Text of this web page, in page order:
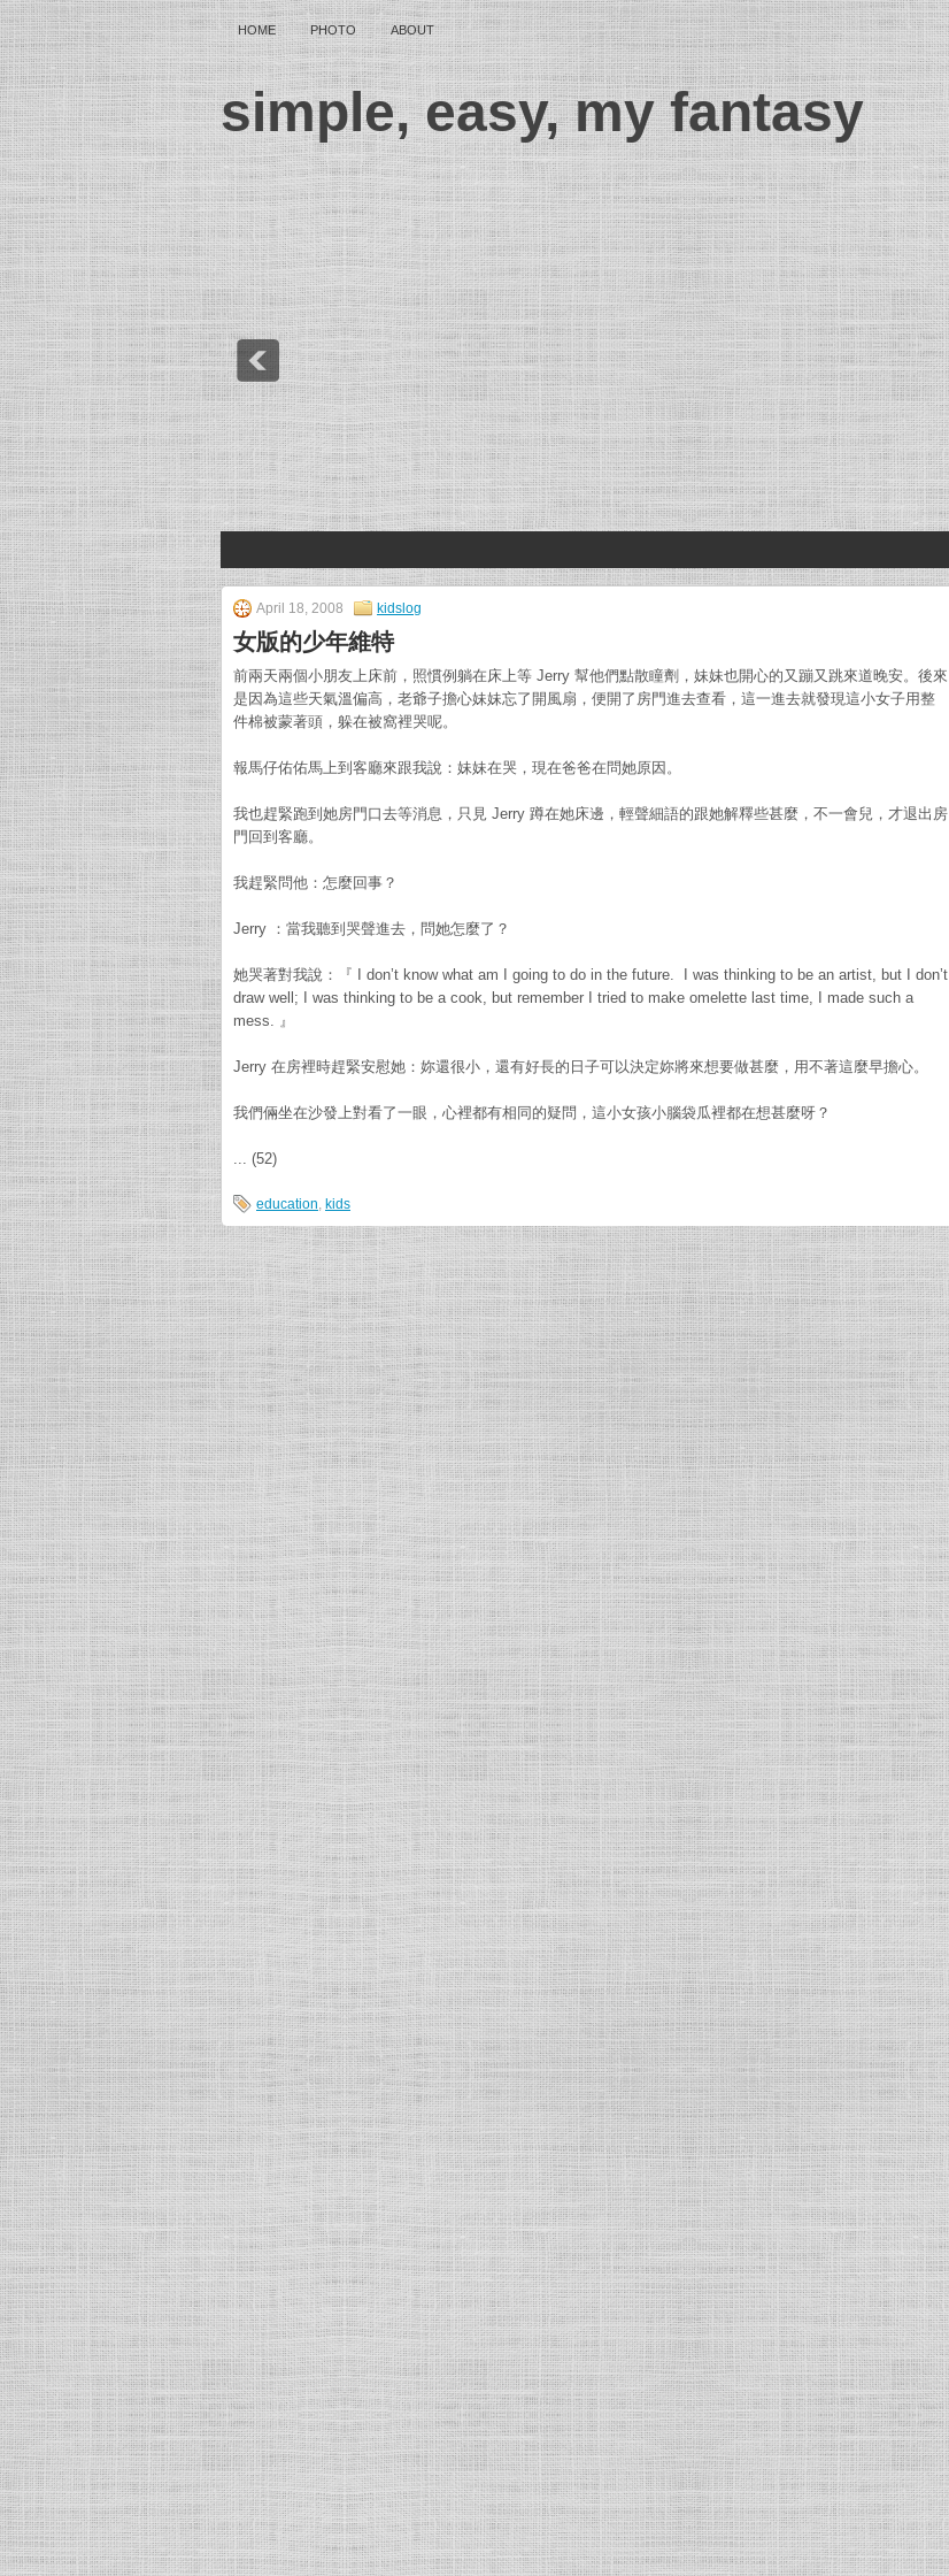
HOME PHOTO ABOUT
simple, easy, my fantasy
April 18, 2008 kidslog
女版的少年維特
前兩天兩個小朋友上床前，照慣例躺在床上等 Jerry 幫他們點散瞳劑，妹妹也開心的又蹦又跳來道晚安。後來
是因為這些天氣溫偏高，老爺子擔心妹妹忘了開風扇，便開了房門進去查看，這一進去就發現這小女子用整
件棉被蒙著頭，躲在被窩裡哭呢。
報馬仔佑佑馬上到客廳來跟我說：妹妹在哭，現在爸爸在問她原因。
我也趕緊跑到她房門口去等消息，只見 Jerry 蹲在她床邊，輕聲細語的跟她解釋些甚麼，不一會兒，才退出房
門回到客廳。
我趕緊問他：怎麼回事？
Jerry ：當我聽到哭聲進去，問她怎麼了？
她哭著對我說：『 I don’t know what am I going to do in the future. I was thinking to be an artist, but I don’t
draw well; I was thinking to be a cook, but remember I tried to make omelette last time, I made such a
mess. 』
Jerry 在房裡時趕緊安慰她：妳還很小，還有好長的日子可以決定妳將來想要做甚麼，用不著這麼早擔心。
我們倆坐在沙發上對看了一眼，心裡都有相同的疑問，這小女孩小腦袋瓜裡都在想甚麼呀？
... (52)
education, kids